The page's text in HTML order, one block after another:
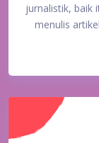
jurnalistik, baik
menulis